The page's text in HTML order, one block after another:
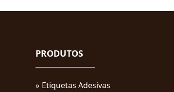
PRODUTOS
Etiquetas Adesivas